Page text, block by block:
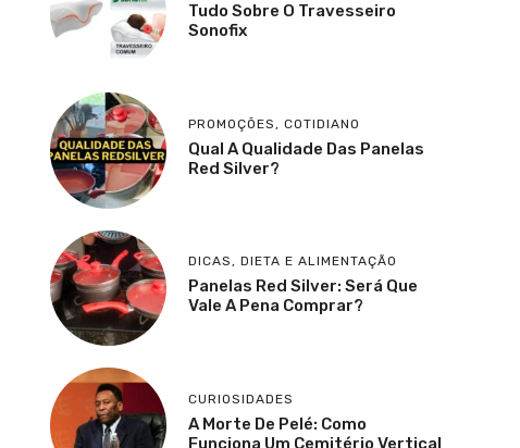
Tudo Sobre O Travesseiro
Sonofix
PROMOÇÕES , COTIDIANO
Qual A Qualidade Das Panelas
Red Silver?
DICAS, DIETA E ALIMENTAÇÃO
Panelas Red Silver: Será Que
Vale A Pena Comprar?
CURIOSIDADES
A Morte De Pelé: Como
Funciona Um Cemitério Vertical